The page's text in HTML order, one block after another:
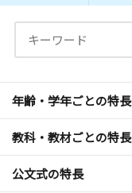
年齢・学年ごとの特長
教科・教材ごとの特長
公文式の特長